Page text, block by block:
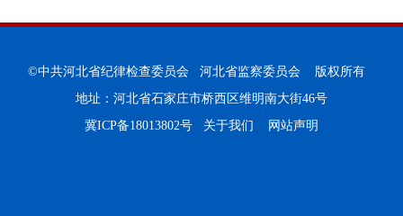
©中共河北省纪律检查委员会 河北省监察委员会 版权所有
地址：河北省石家庄市桥西区维明南大街46号
冀ICP备18013802号
关于我们 网站声明